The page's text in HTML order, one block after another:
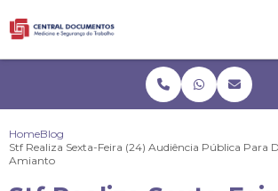
HomeBlog
Stf Realiza Sexta-Feira (24) Audiência Pública Para
Amianto